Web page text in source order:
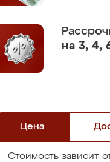
на 3, 4,
Цена
Стоимость зависит